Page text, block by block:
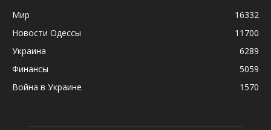
Мир
16332
Новости Одессы
11700
Украина
6289
Финансы
5059
Война в Украине
1570